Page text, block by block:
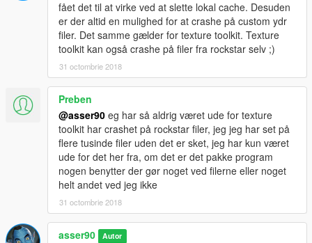
fået det til at virke ved at slette lokal cache. Desuden
er der altid en mulighed for at crashe på custom ydr
filer. Det samme gælder for texture toolkit. Texture
toolkit kan også crashe på filer fra rockstar selv ;)
31 octombrie 2018
Preben
@asser90 eg har så aldrig været ude for texture
toolkit har crashet på rockstar filer, jeg jeg har set på
flere tusinde filer uden det er sket, jeg har kun været
ude for det her fra, om det er det pakke program
nogen benytter der gør noget ved filerne eller noget
helt andet ved jeg ikke
31 octombrie 2018
asser90 Autor